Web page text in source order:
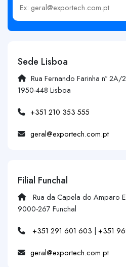
Insira o seu email
Sede Lisboa
Rua Fernando Farinha nº 2A/
1950-448 Lisboa
+351 210 353 555
geral@exportech.com.pt
Filial Funchal
Rua da Capela do Amparo
9000-267 Funchal
+351 291 601 603 | +351
geral@exportech.com.pt